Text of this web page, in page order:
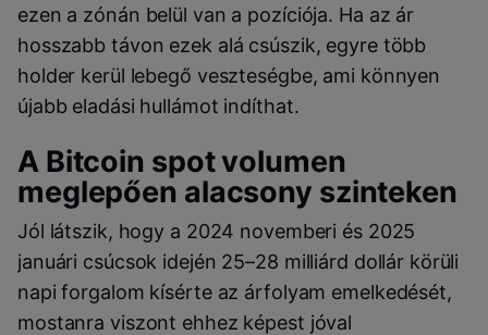
ezen a zónán belül van a pozíciója. Ha az ár
hosszabb távon ezek alá csúszik, egyre több
holder kerül lebegő veszteségbe, ami könnyen
újabb eladási hullámot indíthat.
A Bitcoin spot volumen
meglepően alacsony szinteken
Jól látszik, hogy a 2024 novemberi és 2025
januári csúcsok idején 25–28 milliárd dollár körüli
napi forgalom kísérte az árfolyam emelkedését,
mostanra viszont ehhez képest jóval